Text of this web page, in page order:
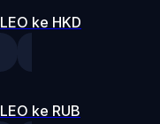
LEO ke HKD
LEO ke RUB